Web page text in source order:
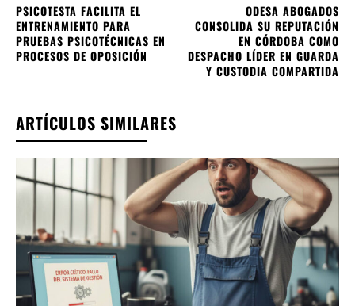
PSICOTESTA FACILITA EL
ENTRENAMIENTO PARA
PRUEBAS PSICOTÉCNICAS EN
PROCESOS DE OPOSICIÓN
ODESA ABOGADOS
CONSOLIDA SU REPUTACIÓN
EN CÓRDOBA COMO
DESPACHO LÍDER EN GUARDA
Y CUSTODIA COMPARTIDA
ARTÍCULOS SIMILARES